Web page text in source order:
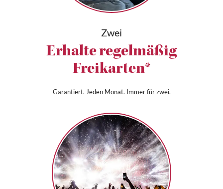
Zwei
Erhalte regelmäßig
Freikarten*
Garantiert. Jeden Monat. Immer für zwei.